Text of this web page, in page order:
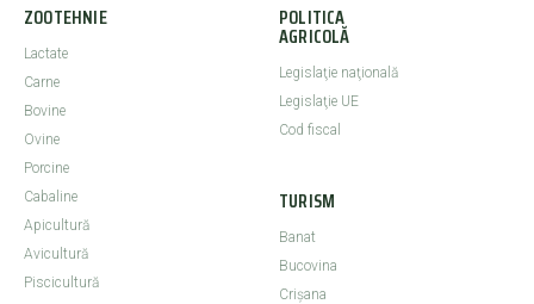
ZOOTEHNIE
Lactate
Carne
Bovine
Ovine
Porcine
Cabaline
Apicultură
Avicultură
Piscicultură
POLITICA
AGRICOLĂ
Legislaţie naţională
Legislaţie UE
Cod fiscal
TURISM
Banat
Bucovina
Crişana